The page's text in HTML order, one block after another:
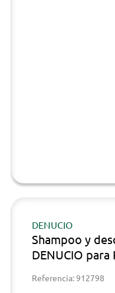
DENUCIO
Shampoo y
DENUCIO
Referencia: 912798